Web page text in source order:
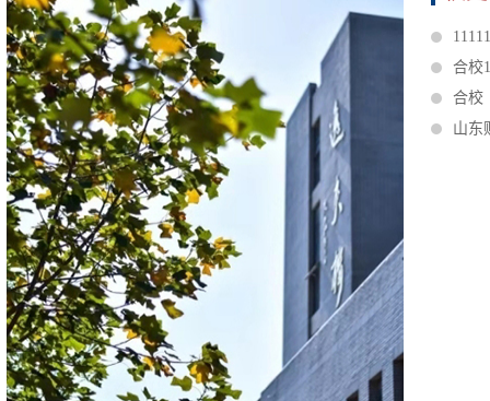
合校1
合校
山东